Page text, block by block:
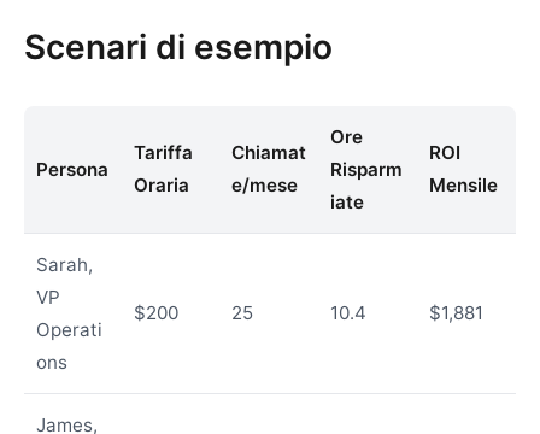
Scenari di esempio
Persona
Tariffa
Oraria
Chiamat
e/mese
Ore
Risparm
iate
ROI
Mensile
Sarah,
VP
Operati
ons
$200 25 10.4 $1,881
James,